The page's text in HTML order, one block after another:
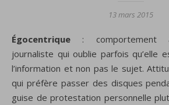
13 mars 2015
Égocentrique :
journaliste qui oublie parfois qu’elle
l’information et non pas le sujet.
qui préfère passer des disques
guise de protestation personnelle